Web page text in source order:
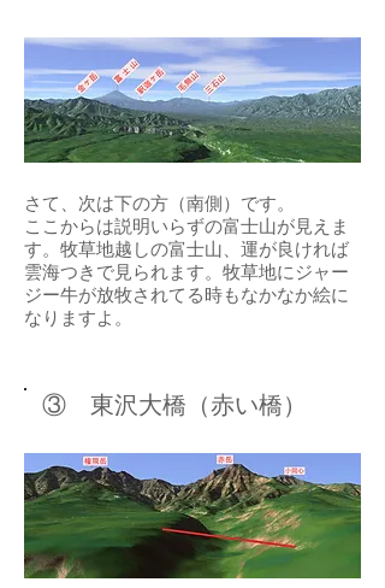
さて、次は下の方（南側）です。
​ここからは説明いらずの富士山が見えま
す。牧草地越しの富士山、運が良ければ
雲海つきで見られます。牧草地にジャー
ジー牛が放牧されてる時もなかなか絵に
なりますよ。
​③ 東沢大橋（赤い橋）